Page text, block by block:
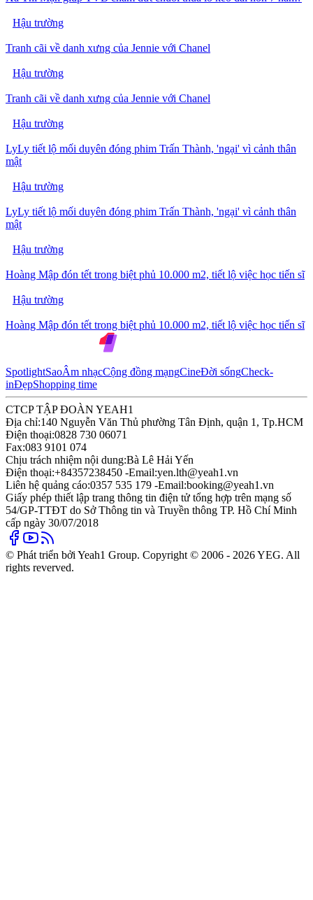
Hậu trường
Tranh cãi về danh xưng của Jennie với Chanel
Hậu trường
Tranh cãi về danh xưng của Jennie với Chanel
Hậu trường
LyLy tiết lộ mối duyên đóng phim Trấn Thành, 'ngại' vì cảnh thân
mật
Hậu trường
LyLy tiết lộ mối duyên đóng phim Trấn Thành, 'ngại' vì cảnh thân
mật
Hậu trường
Hoàng Mập đón tết trong biệt phủ 10.000 m2, tiết lộ việc học tiến sĩ
Hậu trường
Hoàng Mập đón tết trong biệt phủ 10.000 m2, tiết lộ việc học tiến sĩ
SpotlightSaoÂm nhạcCộng đồng mạngCineĐời sốngCheck-
inĐẹpShopping time
CTCP TẬP ĐOÀN YEAH1
Địa chỉ:140 Nguyễn Văn Thủ phường Tân Định, quận 1, Tp.HCM
Điện thoại:0828 730 06071
Fax:083 9101 074
Chịu trách nhiệm nội dung:Bà Lê Hải Yến
Điện thoại:+84357238450 -Email:yen.lth@yeah1.vn
Liên hệ quảng cáo:0357 535 179 -Email:booking@yeah1.vn
Giấy phép thiết lập trang thông tin điện tử tổng hợp trên mạng số
54/GP-TTĐT do Sở Thông tin và Truyền thông TP. Hồ Chí Minh
cấp ngày 30/07/2018
© Phát triển bởi Yeah1 Group. Copyright © 2006 - 2026 YEG. All
rights reverved.